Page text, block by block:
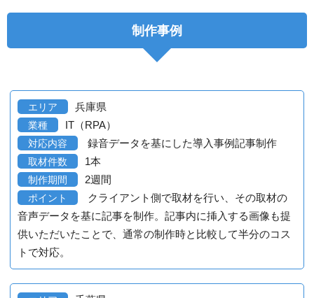
制作事例
エリア 兵庫県
業種 IT（RPA）
対応内容 録音データを基にした導入事例記事制作
取材件数 1本
制作期間 2週間
ポイント
クライアント側で取材を行い、その取材の
音声データを基に記事を制作。記事内に挿入する画像も提
供いただいたことで、通常の制作時と比較して半分のコス
トで対応。